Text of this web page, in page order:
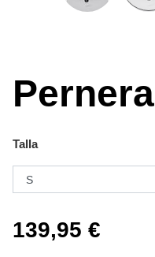
Pernera
Talla
139,95 €